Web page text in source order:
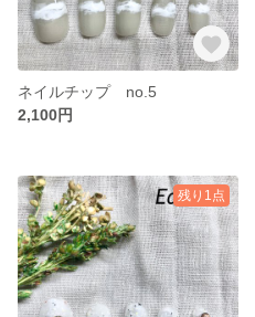
ネイルチップ no.5
2,100円
残り1点